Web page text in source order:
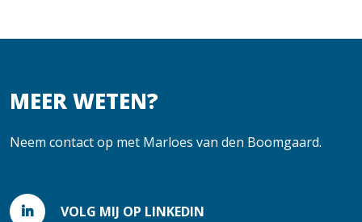
MEER WETEN?
Neem contact op met Marloes van den Boomgaard.
VOLG MIJ OP LINKEDIN